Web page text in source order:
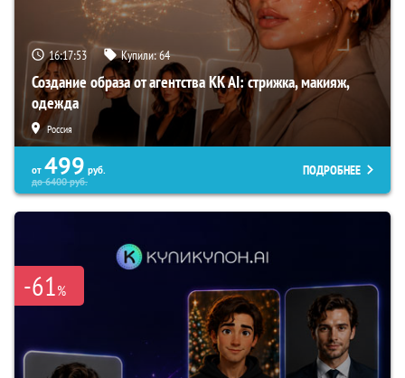
16:17:52 Купили:64
Создание образа от агентства KK AI: стрижка, макияж,
одежда
Россия
от 499 руб.
до6400руб.
ПОДРОБНЕЕ
-61%